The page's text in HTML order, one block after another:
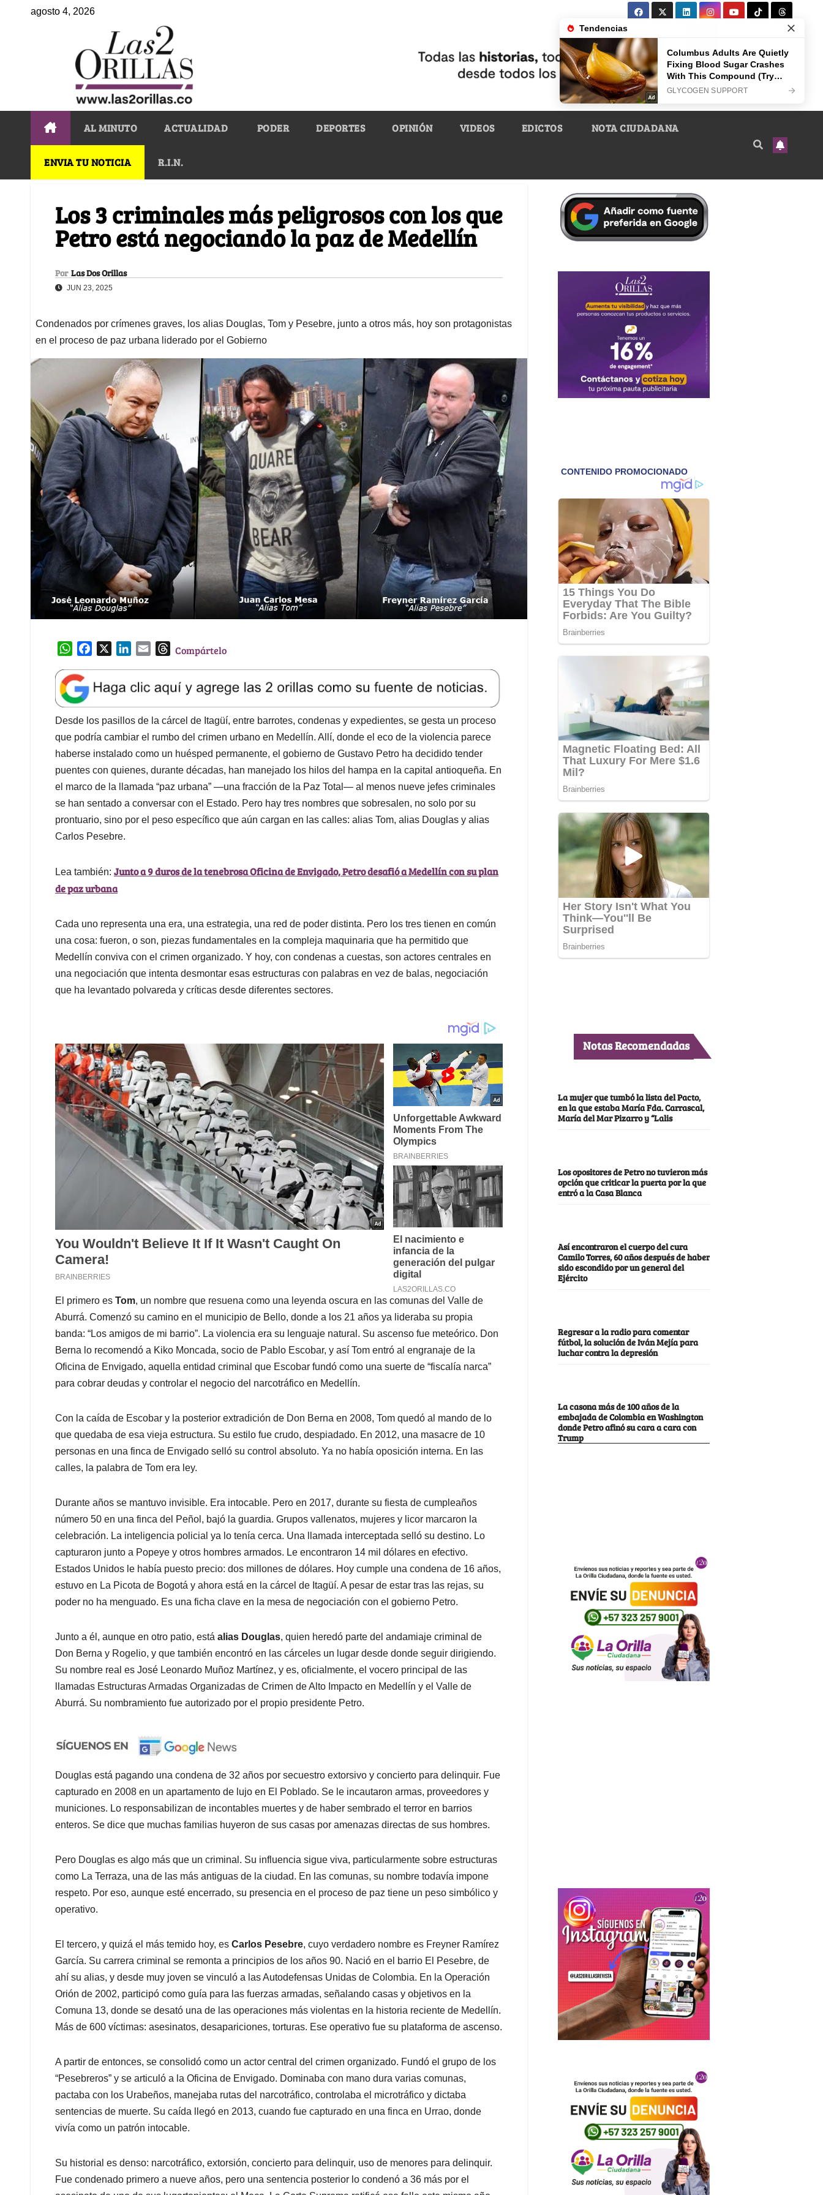
agosto 4, 2026
AL MINUTO ACTUALIDAD PODER DEPORTES OPINIÓN VIDEOS EDICTOS NOTA CIUDADANA
ENVIA TU NOTICIA R.I.N.
Los 3 criminales más peligrosos con los que
Petro está negociando la paz de Medellín
Por Las Dos Orillas
JUN 23, 2025
Condenados por crímenes graves, los alias Douglas, Tom y Pesebre, junto a otros más, hoy son protagonistas
en el proceso de paz urbana liderado por el Gobierno
W
a
t
s
A
p
p
e
b
o
o
k
k
e
d
I
n
l
T
e
a
d
s
Compártelo
Desde los pasillos de la cárcel de Itagüí, entre barrotes, condenas y expedientes, se gesta un proceso
que podría cambiar el rumbo del crimen urbano en Medellín. Allí, donde el eco de la violencia parece
haberse instalado como un huésped permanente, el gobierno de Gustavo Petro ha decidido tender
puentes con quienes, durante décadas, han manejado los hilos del hampa en la capital antioqueña. En
el marco de la llamada “paz urbana” —una fracción de la Paz Total— al menos nueve jefes criminales
se han sentado a conversar con el Estado. Pero hay tres nombres que sobresalen, no solo por su
prontuario, sino por el peso específico que aún cargan en las calles: alias Tom, alias Douglas y alias
Carlos Pesebre.
Lea también: Junto a 9 duros de la tenebrosa Oficina de Envigado, Petro desafió a Medellín con su plan
de paz urbana
Cada uno representa una era, una estrategia, una red de poder distinta. Pero los tres tienen en común
una cosa: fueron, o son, piezas fundamentales en la compleja maquinaria que ha permitido que
Medellín conviva con el crimen organizado. Y hoy, con condenas a cuestas, son actores centrales en
una negociación que intenta desmontar esas estructuras con palabras en vez de balas, negociación
que ha levantado polvareda y críticas desde diferentes sectores.
El primero es Tom, un nombre que resuena como una leyenda oscura en las comunas del Valle de
Aburrá. Comenzó su camino en el municipio de Bello, donde a los 21 años ya lideraba su propia
banda: “Los amigos de mi barrio”. La violencia era su lenguaje natural. Su ascenso fue meteórico. Don
Berna lo recomendó a Kiko Moncada, socio de Pablo Escobar, y así Tom entró al engranaje de la
Oficina de Envigado, aquella entidad criminal que Escobar fundó como una suerte de “fiscalía narca”
para cobrar deudas y controlar el negocio del narcotráfico en Medellín.
Con la caída de Escobar y la posterior extradición de Don Berna en 2008, Tom quedó al mando de lo
que quedaba de esa vieja estructura. Su estilo fue crudo, despiadado. En 2012, una masacre de 10
personas en una finca de Envigado selló su control absoluto. Ya no había oposición interna. En las
calles, la palabra de Tom era ley.
Durante años se mantuvo invisible. Era intocable. Pero en 2017, durante su fiesta de cumpleaños
número 50 en una finca del Peñol, bajó la guardia. Grupos vallenatos, mujeres y licor marcaron la
celebración. La inteligencia policial ya lo tenía cerca. Una llamada interceptada selló su destino. Lo
capturaron junto a Popeye y otros hombres armados. Le encontraron 14 mil dólares en efectivo.
Estados Unidos le había puesto precio: dos millones de dólares. Hoy cumple una condena de 16 años,
estuvo en La Picota de Bogotá y ahora está en la cárcel de Itagüí. A pesar de estar tras las rejas, su
poder no ha menguado. Es una ficha clave en la mesa de negociación con el gobierno Petro.
Junto a él, aunque en otro patio, está alias Douglas, quien heredó parte del andamiaje criminal de
Don Berna y Rogelio, y que también encontró en las cárceles un lugar desde donde seguir dirigiendo.
Su nombre real es José Leonardo Muñoz Martínez, y es, oficialmente, el vocero principal de las
llamadas Estructuras Armadas Organizadas de Crimen de Alto Impacto en Medellín y el Valle de
Aburrá. Su nombramiento fue autorizado por el propio presidente Petro.
Douglas está pagando una condena de 32 años por secuestro extorsivo y concierto para delinquir. Fue
capturado en 2008 en un apartamento de lujo en El Poblado. Se le incautaron armas, proveedores y
municiones. Lo responsabilizan de incontables muertes y de haber sembrado el terror en barrios
enteros. Se dice que muchas familias huyeron de sus casas por amenazas directas de sus hombres.
Pero Douglas es algo más que un criminal. Su influencia sigue viva, particularmente sobre estructuras
como La Terraza, una de las más antiguas de la ciudad. En las comunas, su nombre todavía impone
respeto. Por eso, aunque esté encerrado, su presencia en el proceso de paz tiene un peso simbólico y
operativo.
El tercero, y quizá el más temido hoy, es Carlos Pesebre, cuyo verdadero nombre es Freyner Ramírez
García. Su carrera criminal se remonta a principios de los años 90. Nació en el barrio El Pesebre, de
ahí su alias, y desde muy joven se vinculó a las Autodefensas Unidas de Colombia. En la Operación
Orión de 2002, participó como guía para las fuerzas armadas, señalando casas y objetivos en la
Comuna 13, donde se desató una de las operaciones más violentas en la historia reciente de Medellín.
Más de 600 víctimas: asesinatos, desapariciones, torturas. Ese operativo fue su plataforma de ascenso.
A partir de entonces, se consolidó como un actor central del crimen organizado. Fundó el grupo de los
“Pesebreros” y se articuló a la Oficina de Envigado. Dominaba con mano dura varias comunas,
pactaba con los Urabeños, manejaba rutas del narcotráfico, controlaba el microtráfico y dictaba
sentencias de muerte. Su caída llegó en 2013, cuando fue capturado en una finca en Urrao, donde
vivía como un patrón intocable.
Su historial es denso: narcotráfico, extorsión, concierto para delinquir, uso de menores para delinquir.
Fue condenado primero a nueve años, pero una sentencia posterior lo condenó a 36 más por el
Notas Recomendadas
La mujer que tumbó la lista del Pacto,
en la que estaba María Fda. Carrascal,
María del Mar Pizarro y “Lalis
Los opositores de Petro no tuvieron más
opción que criticar la puerta por la que
entró a la Casa Blanca
Así encontraron el cuerpo del cura
Camilo Torres, 60 años después de haber
sido escondido por un general del
Ejército
Regresar a la radio para comentar
fútbol, la solución de Iván Mejía para
luchar contra la depresión
La casona más de 100 años de la
embajada de Colombia en Washington
donde Petro afinó su cara a cara con
Trump